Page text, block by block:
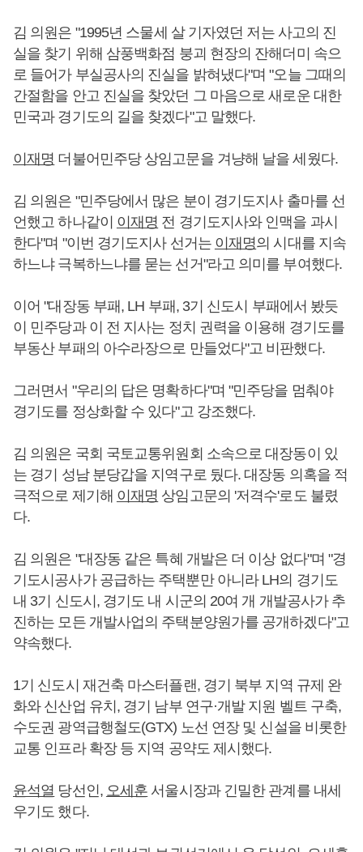
김 의원은 "1995년 스물세 살 기자였던 저는 사고의 진
실을 찾기 위해 삼풍백화점 붕괴 현장의 잔해더미 속으
로 들어가 부실공사의 진실을 밝혀냈다"며 "오늘 그때의
간절함을 안고 진실을 찾았던 그 마음으로 새로운 대한
민국과 경기도의 길을 찾겠다"고 말했다.
이재명 더불어민주당 상임고문을 겨냥해 날을 세웠다.
김 의원은 "민주당에서 많은 분이 경기도지사 출마를 선
언했고 하나같이 이재명 전 경기도지사와 인맥을 과시
한다"며 "이번 경기도지사 선거는 이재명의 시대를 지속
하느냐 극복하느냐를 묻는 선거"라고 의미를 부여했다.
이어 "대장동 부패, LH 부패, 3기 신도시 부패에서 봤듯
이 민주당과 이 전 지사는 정치 권력을 이용해 경기도를
부동산 부패의 아수라장으로 만들었다"고 비판했다.
그러면서 "우리의 답은 명확하다"며 "민주당을 멈춰야
경기도를 정상화할 수 있다"고 강조했다.
김 의원은 국회 국토교통위원회 소속으로 대장동이 있
는 경기 성남 분당갑을 지역구로 뒀다. 대장동 의혹을 적
극적으로 제기해 이재명 상임고문의 '저격수'로도 불렸
다.
김 의원은 "대장동 같은 특혜 개발은 더 이상 없다"며 "경
기도시공사가 공급하는 주택뿐만 아니라 LH의 경기도
내 3기 신도시, 경기도 내 시군의 20여 개 개발공사가 추
진하는 모든 개발사업의 주택분양원가를 공개하겠다"고
약속했다.
1기 신도시 재건축 마스터플랜, 경기 북부 지역 규제 완
화와 신산업 유치, 경기 남부 연구·개발 지원 벨트 구축,
수도권 광역급행철도(GTX) 노선 연장 및 신설을 비롯한
교통 인프라 확장 등 지역 공약도 제시했다.
윤석열 당선인, 오세훈 서울시장과 긴밀한 관계를 내세
우기도 했다.